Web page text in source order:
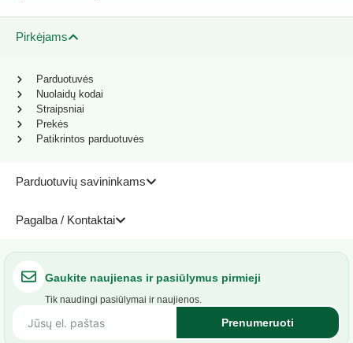
Pirkėjams
Parduotuvių savininkams
Pagalba / Kontaktai
Parduotuvės
Nuolaidų kodai
Straipsniai
Prekės
Patikrintos parduotuvės
Gaukite naujienas ir pasiūlymus pirmieji
Tik naudingi pasiūlymai ir naujienos.
Prenumeruoti